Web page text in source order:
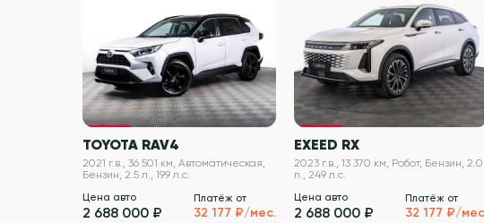
VIN проверен
TOYOTA RAV4
2021 г.в., 36 501 км, Автоматическая,
Бензин, 2.5 л., 199 л.с.
Цена авто
2 688 000 ₽
Платёж от
32 177 ₽/мес.
VIN проверен
EXEED RX
2023 г.в., 13 370 км, Робот, Бензин, 2.0
л., 249 л.с.
Цена авто
2 688 000 ₽
Платёж от
32 177 ₽/